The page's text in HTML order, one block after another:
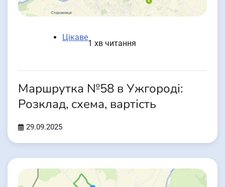
Цікаве
1 хв читання
Маршрутка №58 в Ужгороді:
Розклад, схема, вартість
29.09.2025